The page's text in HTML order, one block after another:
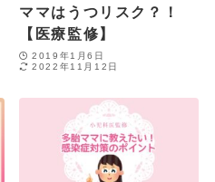
ママはうつリスク？！
【医療監修】
2019年1月6日
2022年11月12日